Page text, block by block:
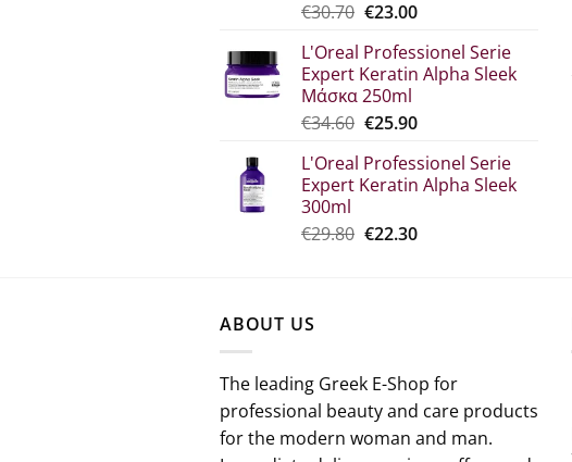
€30.70 Original
was:
€30.70.
€23.00Η
τιμή
είναι:
L'Oreal Professionel Serie
Expert Keratin Alpha Sleek
Μάσκα 250ml
€34.60 Original
which
was:
€25.90The
price
is:
L'Oreal Professionel Serie
Expert Keratin Alpha Sleek
300ml
€29.80 Original
€22.30Η
ABOUT US
The leading Greek E-Shop for
professional beauty and care products
for the modern woman and man.